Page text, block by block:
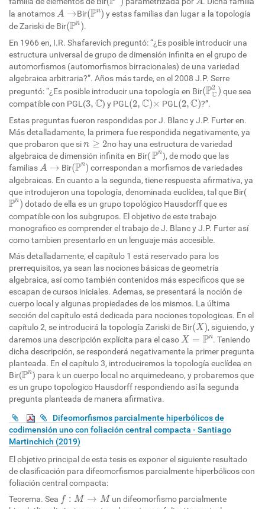
la anotamosA →
A Bir(Pn)
(Pn) y estas familias dan lugar a la topología
de Zariski de Bir(Pn)
(Pn).
En 1966 en, I.R. Shafarevich preguntó: “¿Es posible introducir una
estructura universal de grupo de dimensión infinita en el grupo de
automorfismos (automorfismos birracionales) de una variedad
algebraica arbitraria?”. Años más tarde, en el 2008 J.P. Serre
preguntó: “¿Es posible introducir una topología en Bir(P2
C)
(PC2)
que sea
compatible con PGL(3, C
3 C ) y PGL (2, C)×
(2 C)× PGL (2,C)
(2 C) ?”.
Estas preguntas fueron respondidas por J. Blanc y J.P. Furter en.
Más detalladamente, la primera fue respondida negativamente, ya
que probaron que sin ≥ 2
n ≥2
no hay una estructura de variedad
algebraica de dimensión infinita en Bir(Pn
Pn), de modo que las
familiasA →
A Bir(Pn)
(Pn)correspondan a morfismos de variedades
algebraicas. En cuanto a la segunda, tiene respuesta afirmativa, ya
que introdujeron una topología, denominada euclídea, tal que Bir(
Pn)
Pn) dotado de ella es un grupo topológico Hausdorff que es
compatible con los subgrupos. El objetivo de este trabajo
monografico es comprender el trabajo de J. Blanc y J.P. Furter así
como tambien presentarlo en un lenguaje más accesible.
Más detalladamente, el capítulo 1 está reservado para los
prerrequisitos, ya sean las nociones básicas de geometría
algebraica, así como también contenidos más específicos que se
escapan de cursos iniciales. Ademas, se presentará la noción de
cuerpo local y algunas propiedades de los mismos. La última
sección del capítulo está dedicada para nociones topologicas. En el
capítulo 2, se introducirá la topología Zariski de Bir(X)
(X) , siguiendo, y
daremos una descripción explícita para el casoX = Pn
X= P n
. Teniendo
dicha descripción, se responderá negativamente la primer pregunta
planteada. En el capítulo 3, introduciremos la topología euclídea en
Bir(Pn
Pn) para k un cuerpo local no arquimedeano, y probaremos que
es un grupo topologico Hausdorff respondiendo así la segunda
pregunta planteada de manera afirmativa.
Difeomorfismos parcialmente hiperbólicos de
codimensión uno con foliación central compacta - Santiago
Martinchich (2019)
El objetivo principal de esta tesis es exponer el siguiente resultado
de clasificación para difeomorfismos parcialmente hiperbólicos con
foliación central compacta:
Teorema. Sea f : M → M
f: → M
un difeomorfismo parcialmente